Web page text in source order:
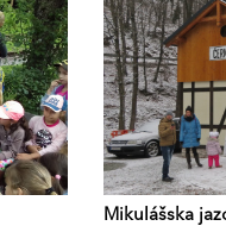
Mikulášska